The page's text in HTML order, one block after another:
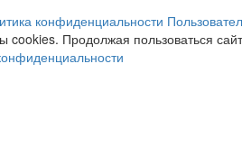
RU
4.34%
конфиденциальности
cookies. Продолжая пользоваться